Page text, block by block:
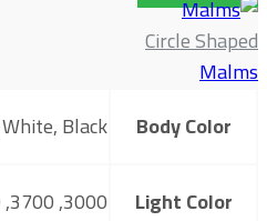
Circle Shaped
Malms
Body Color
Black
Light Color